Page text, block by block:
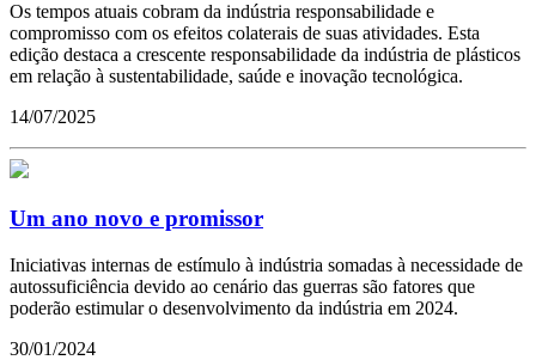
Os tempos atuais cobram da indústria responsabilidade e
compromisso com os efeitos colaterais de suas atividades. Esta
edição destaca a crescente responsabilidade da indústria de plásticos
em relação à sustentabilidade, saúde e inovação tecnológica.
14/07/2025
Um ano novo e promissor
Iniciativas internas de estímulo à indústria somadas à necessidade de
autossuficiência devido ao cenário das guerras são fatores que
poderão estimular o desenvolvimento da indústria em 2024.
30/01/2024